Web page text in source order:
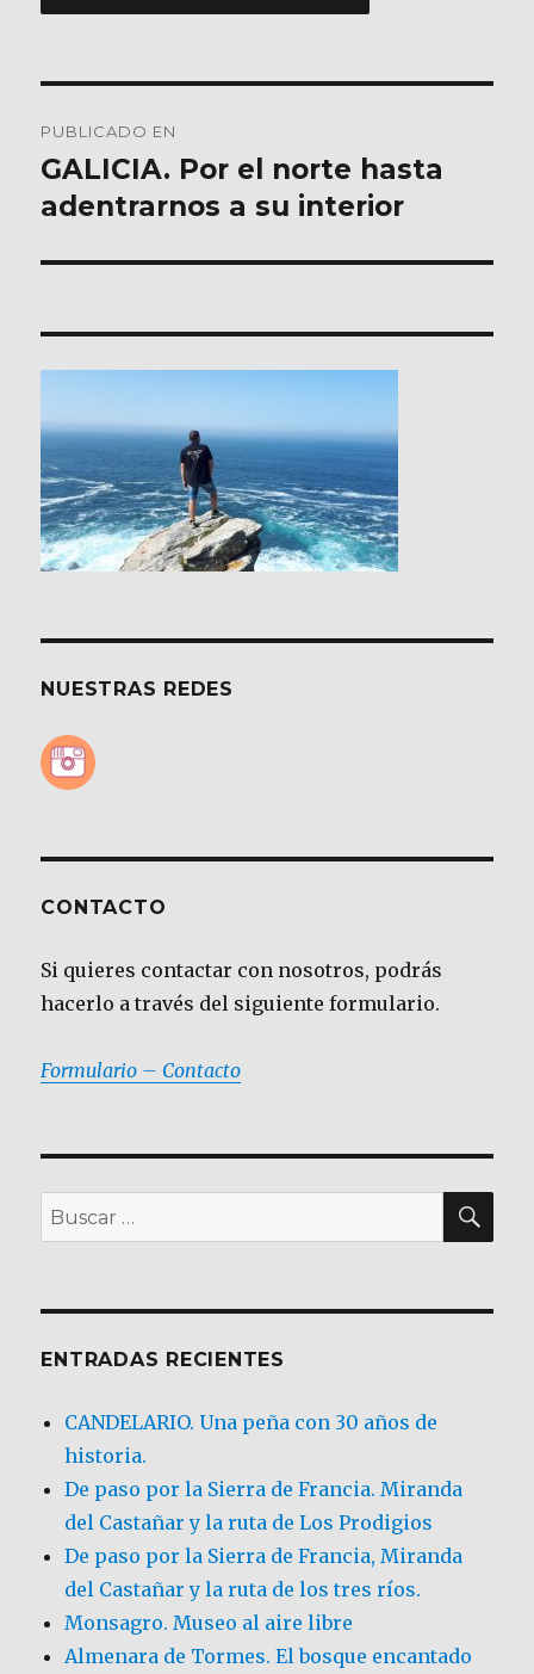
de
entradas
PUBLICADO EN
GALICIA. Por el norte hasta
adentrarnos a su interior
NUESTRAS REDES
CONTACTO
Si quieres contactar con nosotros, podrás
hacerlo a través del siguiente formulario.
Formulario – Contacto
Buscar
por:
ENTRADAS RECIENTES
CANDELARIO. Una peña con 30 años de
historia.
De paso por la Sierra de Francia. Miranda
del Castañar y la ruta de Los Prodigios
De paso por la Sierra de Francia, Miranda
del Castañar y la ruta de los tres ríos.
Monsagro. Museo al aire libre
Almenara de Tormes. El bosque encantado